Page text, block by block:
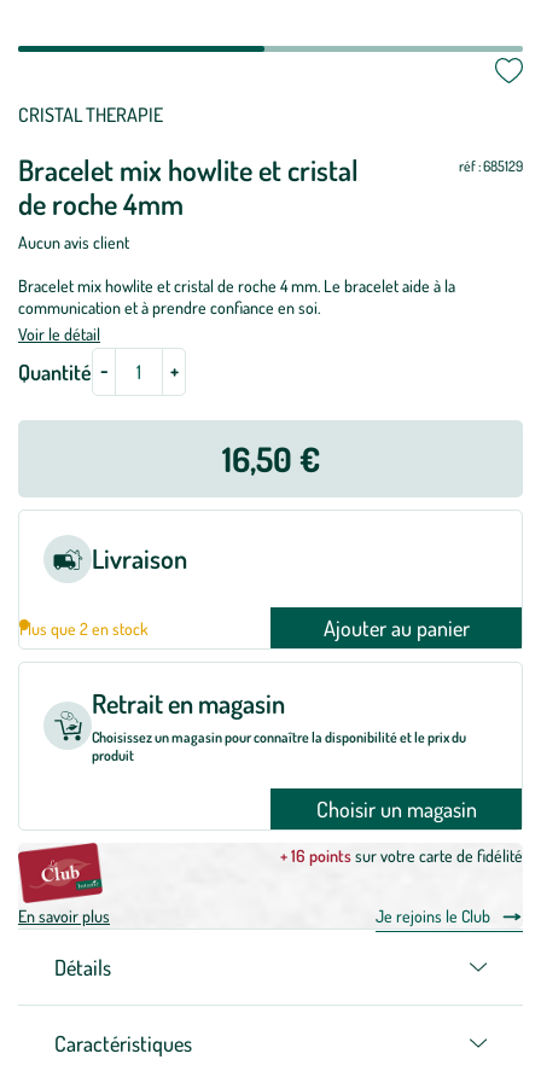
CRISTAL THERAPIE
Bracelet mix howlite et cristal
de roche 4mm
réf : 685129
Aucun avis client
Bracelet mix howlite et cristal de roche 4 mm. Le bracelet aide à la
communication et à prendre confiance en soi.
Voir le détail
Quantité
Mettre
jour
-
Mettre
jour
+
16,50 €
Livraison
Plus que 2 en stock Ajouter au panier
Retrait en magasin
Choisissez un magasin pour connaître la disponibilité et le prix du
produit
Choisir un magasin
+ 16 pointssur votre carte de fidélité
En savoir plus Je rejoins le Club
Détails
Caractéristiques